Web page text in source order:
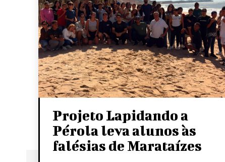
Projeto Lapidando a
Pérola leva alunos às
falésias de Marataízes